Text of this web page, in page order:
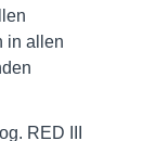
in allen
RED III